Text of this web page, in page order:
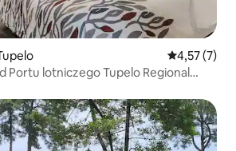
Średnia
4,57 (7)
Portu lotniczego Tupelo Regional